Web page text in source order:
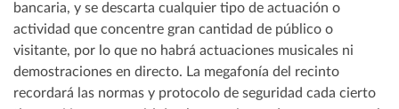
bancaria, y se descarta cualquier tipo de actuación o
actividad que concentre gran cantidad de público o
visitante, por lo que no habrá actuaciones musicales ni
demostraciones en directo. La megafonía del recinto
recordará las normas y protocolo de seguridad cada cierto